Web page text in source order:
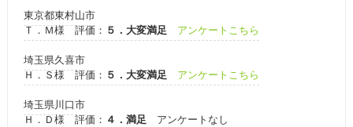
東京都東村山市
Ｔ．Ｍ様 評価： ５．大変満足 アンケートこちら
埼玉県久喜市
Ｈ．Ｓ様 評価： ５．大変満足 アンケートこちら
埼玉県川口市
Ｈ．Ｄ様 評価： ４．満足アンケートなし